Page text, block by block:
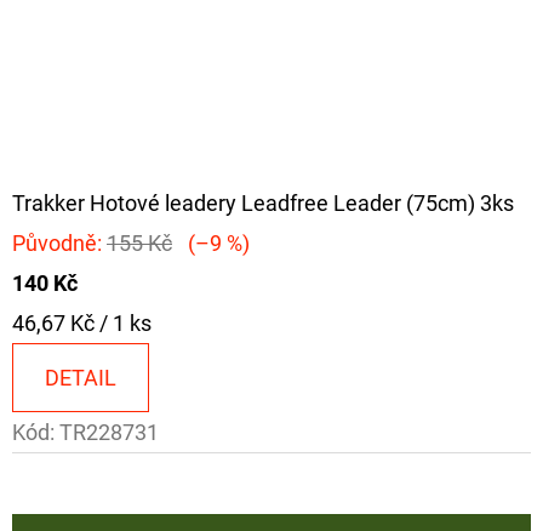
Trakker Hotové leadery Leadfree Leader (75cm) 3ks
Původně: 155 Kč
(–9 %)
140 Kč
Měrná
46,67 Kč / 1 ks
DETAIL
Kód: TR228731